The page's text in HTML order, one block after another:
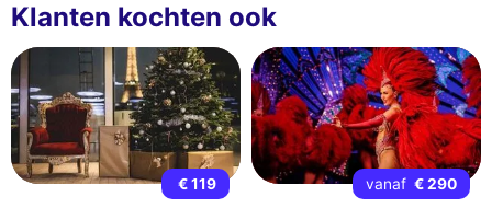
Klanten kochten ook
€ 119 vanaf € 290